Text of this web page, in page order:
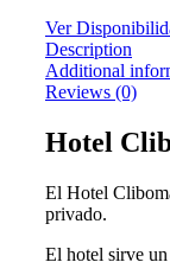
Ver
Description
Additional
Reviews (0)
Hotel
El Hotel
privado.
El hotel sirve